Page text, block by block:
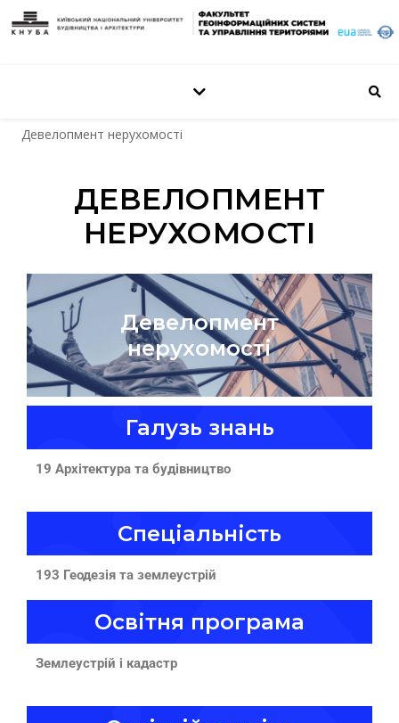
Девелопмент нерухомості
ДЕВЕЛОПМЕНТ
НЕРУХОМОСТІ
Девелопмент
нерухомості
Галузь знань
19 Архітектура та будівництво
Спеціальність
193 Геодезія та землеустрій
Освітня програма
Землеустрій і кадастр